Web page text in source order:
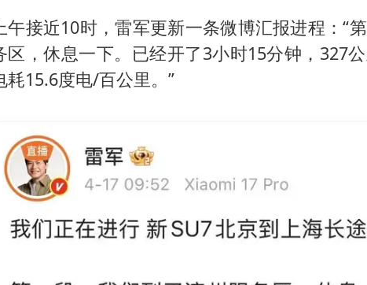
午接近10时，雷军更新一条微博汇报进程：“
区，休息一下。已经开了3小时15分钟，327
耗15.6度电/百公里。”